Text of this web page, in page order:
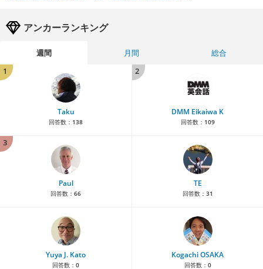
アンカーランキング
週間 月間
総合
1
Taku
回答数： 138
2
DMM Eikaiwa K
回答数： 109
3
Paul
回答数： 66
TE
回答数： 31
Yuya J. Kato
回答数： 0
Kogachi OSAKA
回答数： 0